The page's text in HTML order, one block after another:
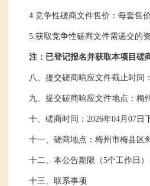
4.竞争性磋商文件售价： 每套售价
5.获取竞争性磋商文件需递交的
注 ： 已登记报名并获取本项目 磋
八、提交磋商响应文件截止时间：
九、提交磋商响应文件地点： 梅
十、磋商时间： 2026年04月 07 日
十一、磋商地点： 梅州市梅县区
十二、本公告期限（5个工作日）
十三、 联系事项